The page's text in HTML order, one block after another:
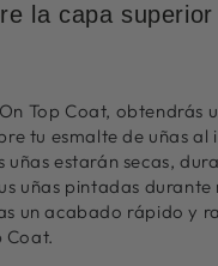
la capa superior
Top Coat, obtendrás
tu esmalte de uñas al
uñas estarán secas,
uñas pintadas
un acabado rápido y
Coat.